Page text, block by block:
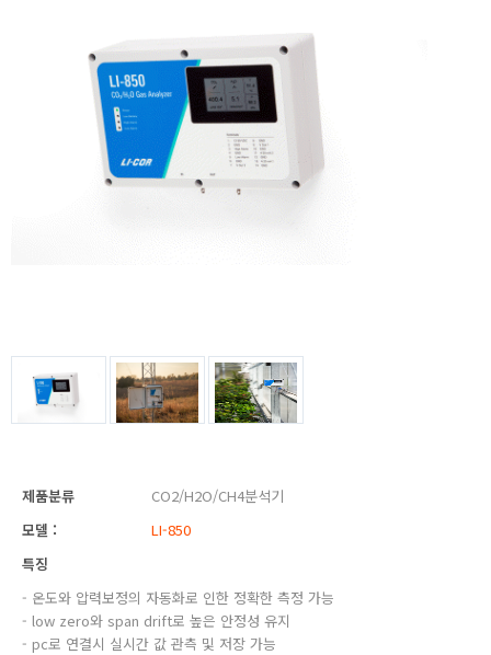
제품분류
CO2/H2O/CH4분석기
모델 :
LI-850
특징
- 온도와 압력보정의 자동화로 인한 정확한 측정 가능
- low zero와 span drift로 높은 안정성 유지
- pc로 연결시 실시간 값 관측 및 저장 가능